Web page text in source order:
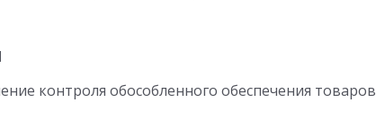
контроля обособленного обеспечения товаров